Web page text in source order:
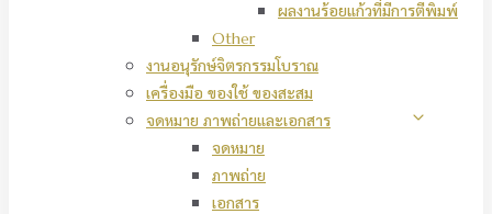
ผลงานร้อยแก้วที่มีการตีพิมพ์
Other
งานอนุรักษ์จิตรกรรมโบราณ
เครื่องมือ ของใช้ ของสะสม
จดหมาย ภาพถ่ายและเอกสาร
จดหมาย
ภาพถ่าย
เอกสาร